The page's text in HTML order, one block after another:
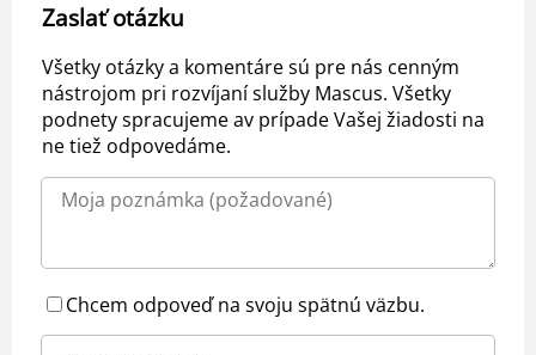
Zaslať otázku
Všetky otázky a komentáre sú pre nás cenným
nástrojom pri rozvíjaní služby Mascus. Všetky
podnety spracujeme av prípade Vašej žiadosti na
ne tiež odpovedáme.
Chcem odpoveď na svoju spätnú väzbu.